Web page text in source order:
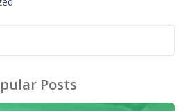
kecil yang kita pun tak
tertanya-tanya, insurans
kereta? Atau kena keluarkan
[…]
Posts